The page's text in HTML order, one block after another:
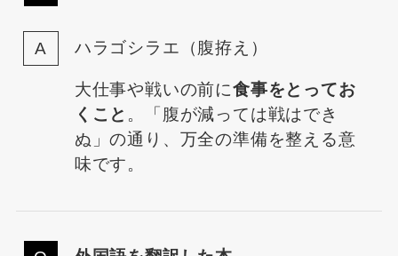
ハラゴシラエ（腹拵え）
大仕事や戦いの前に食事をとってお
くこと 。「腹が減っては戦はでき
ぬ」の通り、万全の準備を整える意
味です。